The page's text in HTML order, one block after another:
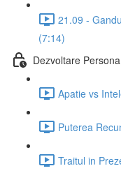
21.09 -
(7:14)
Dezvoltare
Apatie vs
Puterea
Traitul in